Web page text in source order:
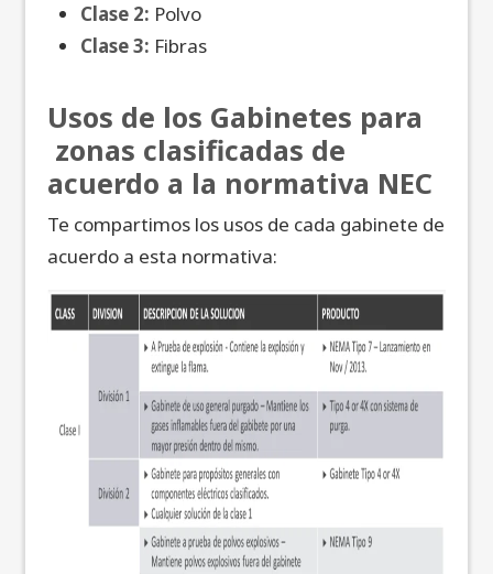
Clase 2: Polvo
Clase 3: Fibras
Usos de los Gabinetes para
zonas clasificadas de
acuerdo a la normativa NEC
Te compartimos los usos de cada gabinete de
acuerdo a esta normativa: